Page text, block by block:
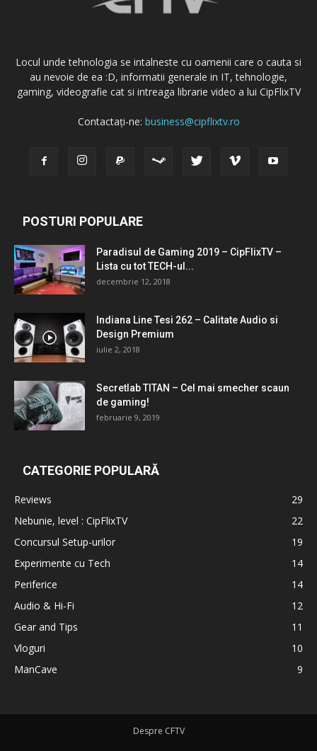
Locul unde tehnologia se intalneste cu oamenii care o cauta si
au nevoie de ea :D, informatii generale in IT, tehnologie,
gaming, videografie cat si intreaga librarie video a lui CipFlixTV
Contactați-ne: business@cipflixtv.ro
POSTURI POPULARE
Paradisul de Gaming 2019 – CipFlixTV –
Lista cu tot TECH-ul...
decembrie 12, 2018
Indiana Line Tesi 262 – Calitate Audio si
Design Premium
iulie 2, 2018
Secretlab TITAN – Cel mai smecher scaun
de gaming!
februarie 9, 2019
CATEGORIE POPULARĂ
Reviews
29
Nebunie, level : CipFlixTV
22
Concursul Setup-urilor
19
Experimente cu Tech
14
Periferice
14
Audio & Hi-Fi
12
Gear and Tips
11
Vloguri
10
ManCave
9
Despre CFTV